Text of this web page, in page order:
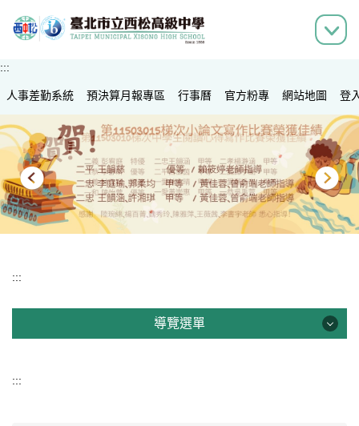
到
容
區
:::
人事差勤系統 預決算月報專區 行事曆 官方粉專 網站地圖 登
:::
導覽選單
:::